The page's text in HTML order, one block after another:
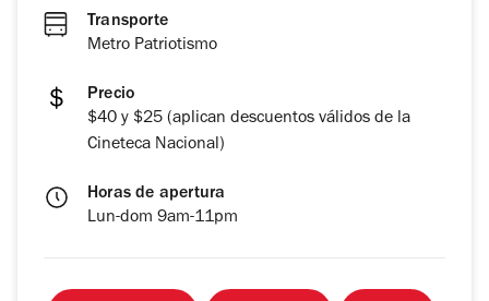
Transporte
Metro Patriotismo
Precio
$40 y $25 (aplican descuentos válidos de la
Cineteca Nacional)
Horas de apertura
Lun-dom 9am-11pm